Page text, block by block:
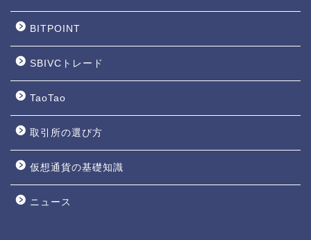
BITPOINT
SBIVCトレード
TaoTao
取引所の選び方
仮想通貨の基礎知識
ニュース